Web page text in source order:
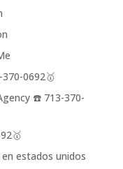
0692🥇
☎️ 713-370-
estados unidos